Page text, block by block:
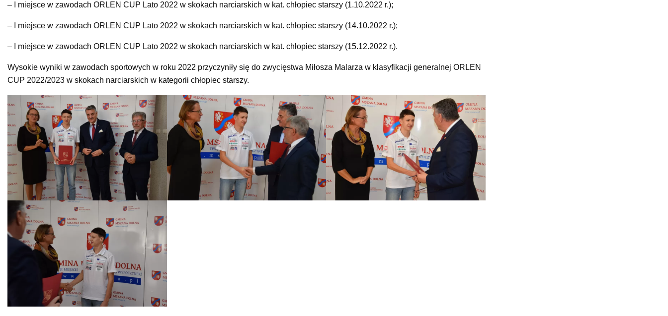
– I miejsce w zawodach ORLEN CUP Lato 2022 w skokach narciarskich w kat. chłopiec starszy (1.10.2022 r.);
– I miejsce w zawodach ORLEN CUP Lato 2022 w skokach narciarskich w kat. chłopiec starszy (14.10.2022 r.);
– I miejsce w zawodach ORLEN CUP Lato 2022 w skokach narciarskich w kat. chłopiec starszy (15.12.2022 r.).
Wysokie wyniki w zawodach sportowych w roku 2022 przyczyniły się do zwycięstwa Miłosza Malarza w klasyfikacji generalnej ORLEN
CUP 2022/2023 w skokach narciarskich w kategorii chłopiec starszy.